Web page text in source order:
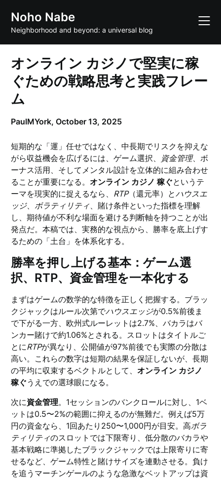
content
Noho Nabe
Neighborhood and beyond: a universal blog
オンライン カジノで堅実に稼
ぐための戦略思考と実践フレー
ム
PaulMYork,October 13, 2025
短期的な「運」任せではなく、中長期でリスクを抑えな
がら収益機会を広げるには、ゲーム選択、
資金管理、ボ
ーナス活用、そしてメンタル設計を立体的に組み合わせ
ることが重要になる。 オンライン カジノ 稼ぐというテ
ーマを現実的に捉えるなら、 RTP（還元率）とハウスエ
ッジ、 ボラティリティ、賭け条件といった指標を理解
し、期待値が不利な場面を避ける判断軸を持つことが出
発点だ。本稿では、実務的な視点から、勝率を底上げす
るための「土台」を体系化する。
勝率を押し上げる基本：ゲーム選
択、RTP、資金管理を一本化する
まずはゲームの数学的な特徴を正しく把握する。ブラッ
クジャックはルール次第でハウスエッジが0.5%前後ま
で下がる一方、欧州式ルーレットは2.7%、バカラはバ
ンカー賭けで約1.06%とされる。スロットはタイトルご
とにRTPが異なり、公開値が97%前後でも実際の分散は
高い。これらの数字は短期の結果を保証しないが、長期
の平均に収束するベクトルとして、 オンライン カジノ
稼ぐ うえでの選球眼になる。
次に資金管理。1セッションのバンクロールに対し、1ベ
ットは0.5〜2%の範囲に抑えるのが無難だ。例えば5万
円の資金なら、1回あたり250〜1,000円が目安。高ボラ
ティリティのスロットでは下限寄り、低分散のバカラや
基本戦略に準拠したブラックジャックでは上限寄りに寄
せるなど、ゲーム特性と賭けサイズを連動させる。負け
を追うマーチンゲールのような急激なベットアップは資